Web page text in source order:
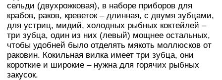
сельди (двухрожковая), в наборе приборов для
крабов, раков, креветок – длинная, с двумя зубцами,
для устриц, мидий, холодных рыбных коктейлей –
три зубца, один из них (левый) мощнее остальных,
чтобы удобней было отделять мякоть моллюсков от
раковин. Кокильная вилка имеет три зубца, они
короткие и широкие – нужна для горячих рыбных
закусок.